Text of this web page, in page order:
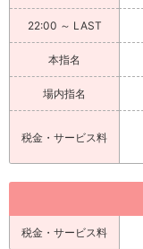
22:00 ～ LAST
本指名
場内指名
税金・サービス料
税金・サービス料